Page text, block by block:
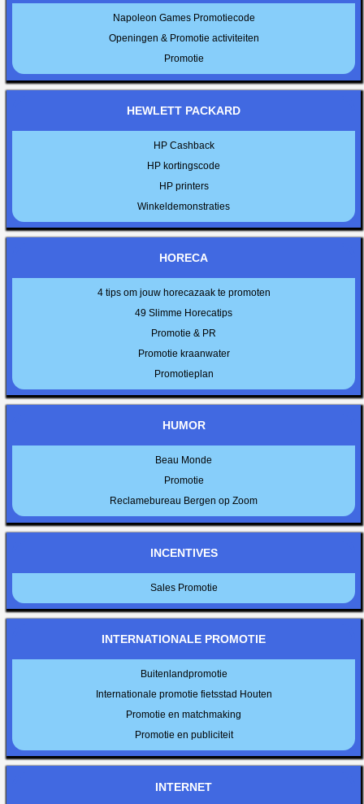
Napoleon Games Promotiecode
Openingen & Promotie activiteiten
Promotie
HEWLETT PACKARD
HP Cashback
HP kortingscode
HP printers
Winkeldemonstraties
HORECA
4 tips om jouw horecazaak te promoten
49 Slimme Horecatips
Promotie & PR
Promotie kraanwater
Promotieplan
HUMOR
Beau Monde
Promotie
Reclamebureau Bergen op Zoom
INCENTIVES
Sales Promotie
INTERNATIONALE PROMOTIE
Buitenlandpromotie
Internationale promotie fietsstad Houten
Promotie en matchmaking
Promotie en publiciteit
INTERNET